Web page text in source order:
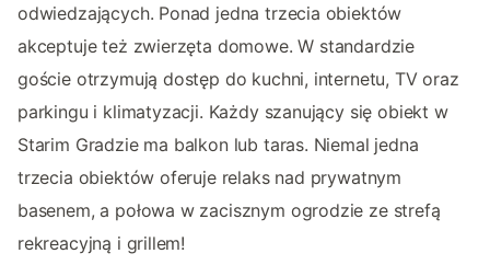
odwiedzających. Ponad jedna trzecia obiektów
akceptuje też zwierzęta domowe. W standardzie
goście otrzymują dostęp do kuchni, internetu, TV oraz
parkingu i klimatyzacji. Każdy szanujący się obiekt w
Starim Gradzie ma balkon lub taras. Niemal jedna
trzecia obiektów oferuje relaks nad prywatnym
basenem, a połowa w zacisznym ogrodzie ze strefą
rekreacyjną i grillem!